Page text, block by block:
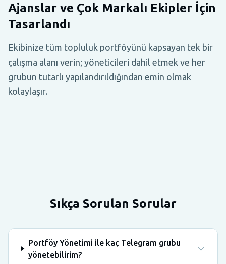
Ajanslar ve Çok Markalı Ekipler İçin
Tasarlandı
Ekibinize tüm topluluk portföyünü kapsayan tek bir
çalışma alanı verin; yöneticileri dahil etmek ve her
grubun tutarlı yapılandırıldığından emin olmak
kolaylaşır.
Sıkça Sorulan Sorular
Portföy Yönetimi ile kaç Telegram grubu
yönetebilirim?